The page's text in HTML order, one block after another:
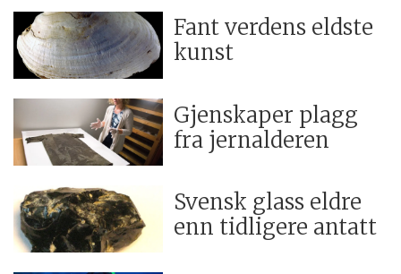
Fant verdens eldste
kunst
Gjenskaper plagg
fra jernalderen
Svensk glass eldre
enn tidligere antatt